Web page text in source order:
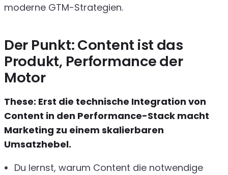
moderne GTM-Strategien.
Der Punkt: Content ist das
Produkt, Performance der
Motor
These: Erst die technische Integration von
Content in den Performance-Stack macht
Marketing zu einem skalierbaren
Umsatzhebel.
Du lernst, warum Content die notwendige